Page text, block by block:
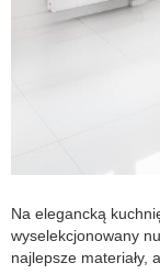
Na elegancką
wyselekcjonowany
najlepsze materiały,